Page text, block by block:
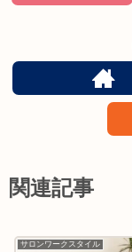
関連記事
サロンワークスタイル